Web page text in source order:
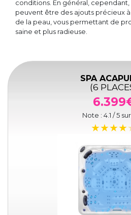
conditions. En général,
peuvent être des ajouts précieux
de la peau, vous permettant de
saine et plus radieuse.
SPA
(6
Note : 4.1 / 5 sur